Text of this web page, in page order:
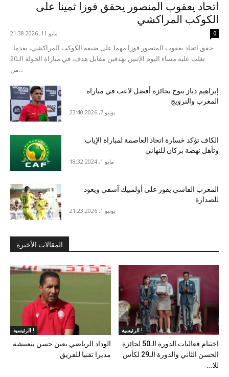
اتحاد يعقوب المنصور يحقق فوزا ثمينا على
الكوكب المراكشي
مايو 11, 2026 21:38 0
تغلب عليه مساء اليوم الإثنين بهدفين مقابل هدف، في مباراة الجولة الـ20
من...
إبراهيم دياز يتوج بجائزة أفضل لاعب في مباراة
المغرب والنرويج
يونيو 7, 2026 23:40
الكاف تؤكد خسارة اتحاد العاصمة لمباراة الإياب
وتأهل نهضة بركان للنهائي
مايو 1, 2024 18:32
المغرب الفاسي يفوز على أولمبيك آسفي ويعود
للصدارة
يونيو 1, 2026 21:23
المقالات الأخيرة
الرئيسية !
الوداد الرياضي يعين حسن بنعبيشة
مديرا تقنيا للفريق
الرئيسية !
اختتام فعاليات الدورة الـ50 لجائزة
الحسن الثاني والدورة الـ29 لكأس
للا...